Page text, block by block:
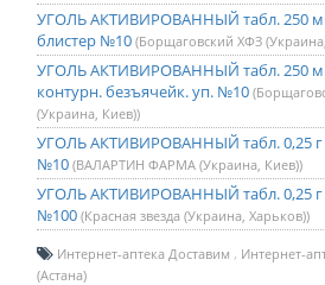
УГОЛЬ АКТИВИРОВАННЫЙ табл. 250
блистер №10 (Борщаговский ХФЗ
УГОЛЬ АКТИВИРОВАННЫЙ табл. 250
контурн. безъячейк. уп. №10
(Украина, Киев))
УГОЛЬ АКТИВИРОВАННЫЙ табл. 0,25 г
№10 (ВАЛАРТИН ФАРМА (Украина, Киев))
УГОЛЬ АКТИВИРОВАННЫЙ табл. 0,25 г
№100 (Красная звезда (Украина, Харьков))
Интернет-аптека Доставим
Интернет-
(Астана)